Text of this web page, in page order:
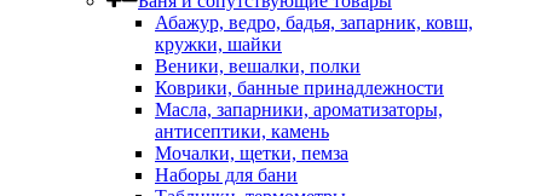
Абажур, ведро, бадья, запарник, ковш,
кружки, шайки
Веники, вешалки, полки
Коврики, банные принадлежности
Масла, запарники, ароматизаторы,
антисептики, камень
Мочалки, щетки, пемза
Наборы для бани